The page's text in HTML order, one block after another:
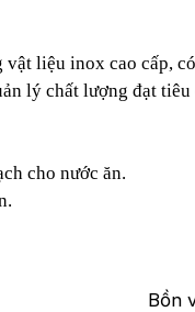
vật liệu inox cao cấp,
lý chất lượng đạt
cho nước ăn.
Bồn